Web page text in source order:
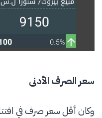
سعر الصرف الأدنى